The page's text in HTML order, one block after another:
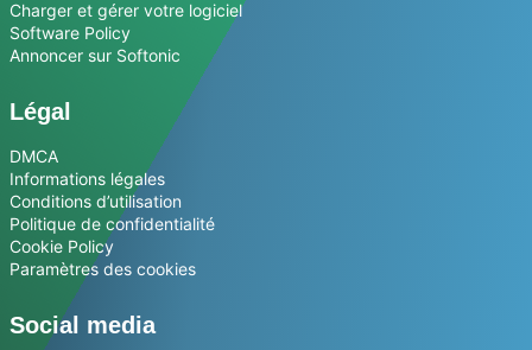
Charger et gérer votre logiciel
Software Policy
Annoncer sur Softonic
Légal
DMCA
Informations légales
Conditions d’utilisation
Politique de confidentialité
Cookie Policy
Paramètres des cookies
Social media